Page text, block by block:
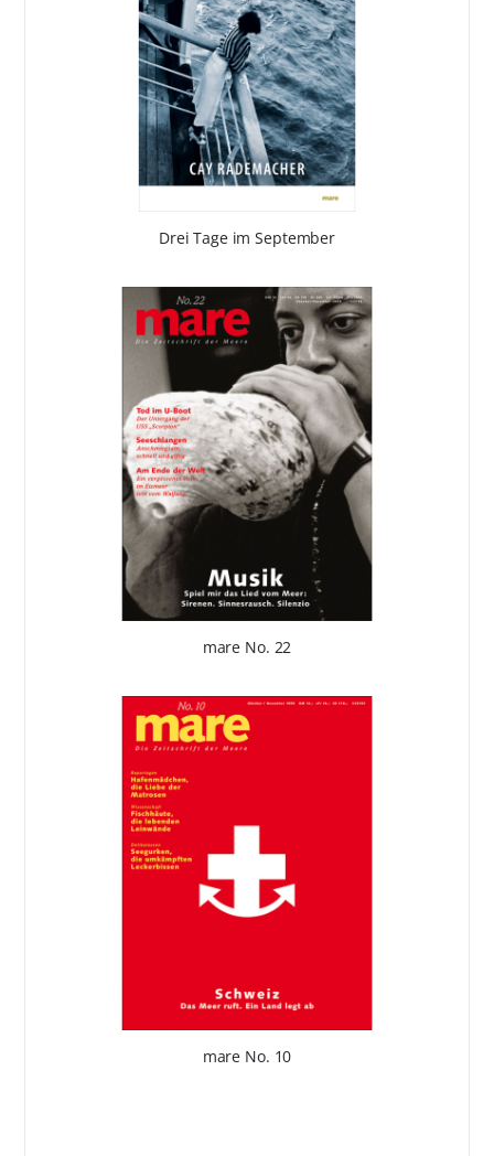
Drei Tage im September
mare No. 22
mare No. 10